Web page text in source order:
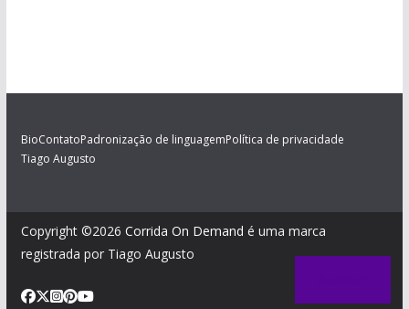
BioContatoPadronização de linguagemPolítica de privacidade
Tiago Augusto
Copyright ©2026 Corrida On Demand é uma marca
registrada por Tiago Augusto